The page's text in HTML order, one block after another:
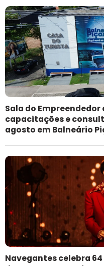
Sala do
capacitações e
agosto em Balneário
Navegantes celebra